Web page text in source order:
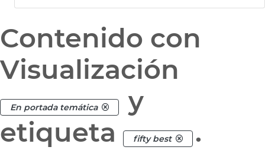
Contenido con
Visualización
En portada temática
y
etiqueta
fifty best .